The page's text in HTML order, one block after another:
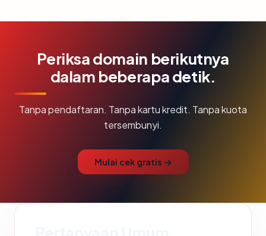
Periksa domain berikutnya
dalam beberapa detik.
Tanpa pendaftaran. Tanpa kartu kredit. Tanpa kuota
tersembunyi.
Mulai cek gratis →